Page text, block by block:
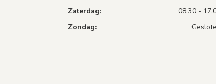
Zaterdag:
08.30 -
Zondag: